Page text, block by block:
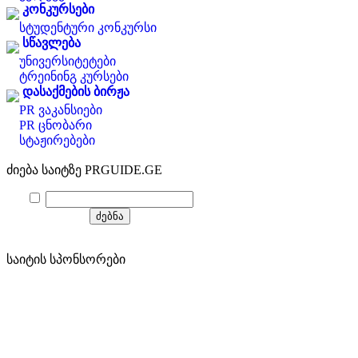
კონკურსები
სტუდენტური კონკურსი
სწავლება
უნივერსიტეტები
ტრეინინგ კურსები
დასაქმების ბირჟა
PR ვაკანსიები
PR ცნობარი
სტაჟირებები
ძიება საიტზე PRGUIDE.GE
საიტის სპონსორები